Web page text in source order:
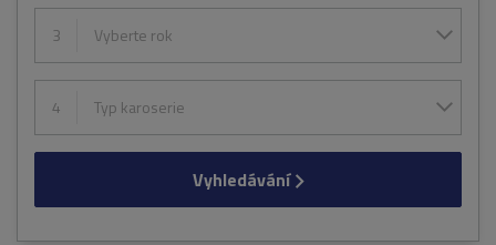
3 Vyberte rok
4 Typ karoserie
Vyhledávání